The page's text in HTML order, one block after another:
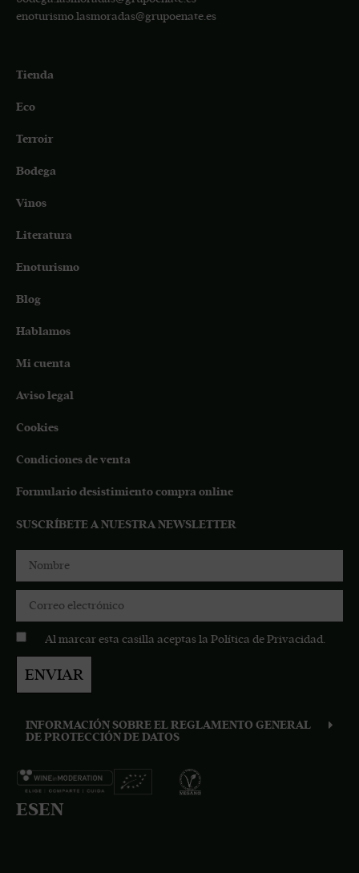
enoturismo.lasmoradas@grupoenate.es
Tienda
Eco
Terroir
Bodega
Vinos
Literatura
Enoturismo
Blog
Hablamos
Mi cuenta
Aviso legal
Cookies
Condiciones de venta
Formulario desistimiento compra online
SUSCRÍBETE A NUESTRA NEWSLETTER
Al marcar esta casilla aceptas la Política de Privacidad.
ENVIAR
INFORMACIÓN SOBRE EL REGLAMENTO GENERAL
DE PROTECCIÓN DE DATOS
ESEN